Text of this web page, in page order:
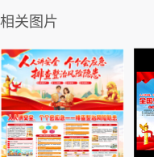
相关图片